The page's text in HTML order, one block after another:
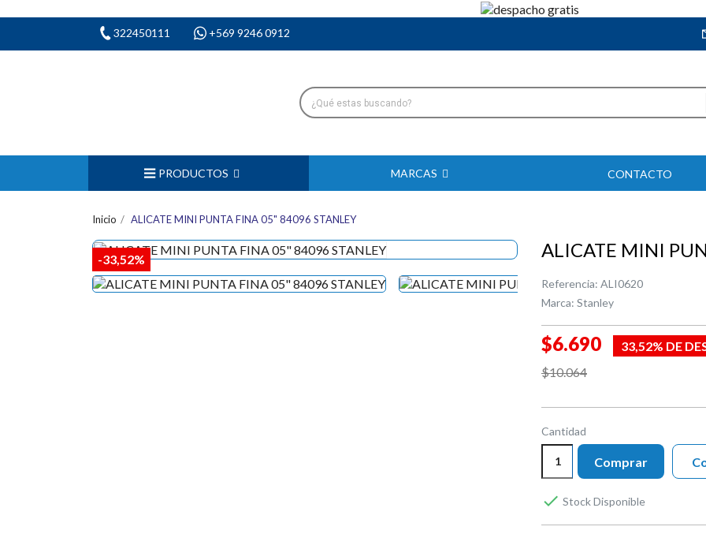
322450111 +569 9246 0912
PRODUCTOS MARCAS CONTACTO
Inicio ALICATE MINI PUNTA FINA 05" 84096 STANLEY
-33,52% ALICATE MINI
Referencia: ALI0620
Marca: Stanley
$6.690
33,52% DE
$10.064
Cantidad
Comprar
 Stock Disponible